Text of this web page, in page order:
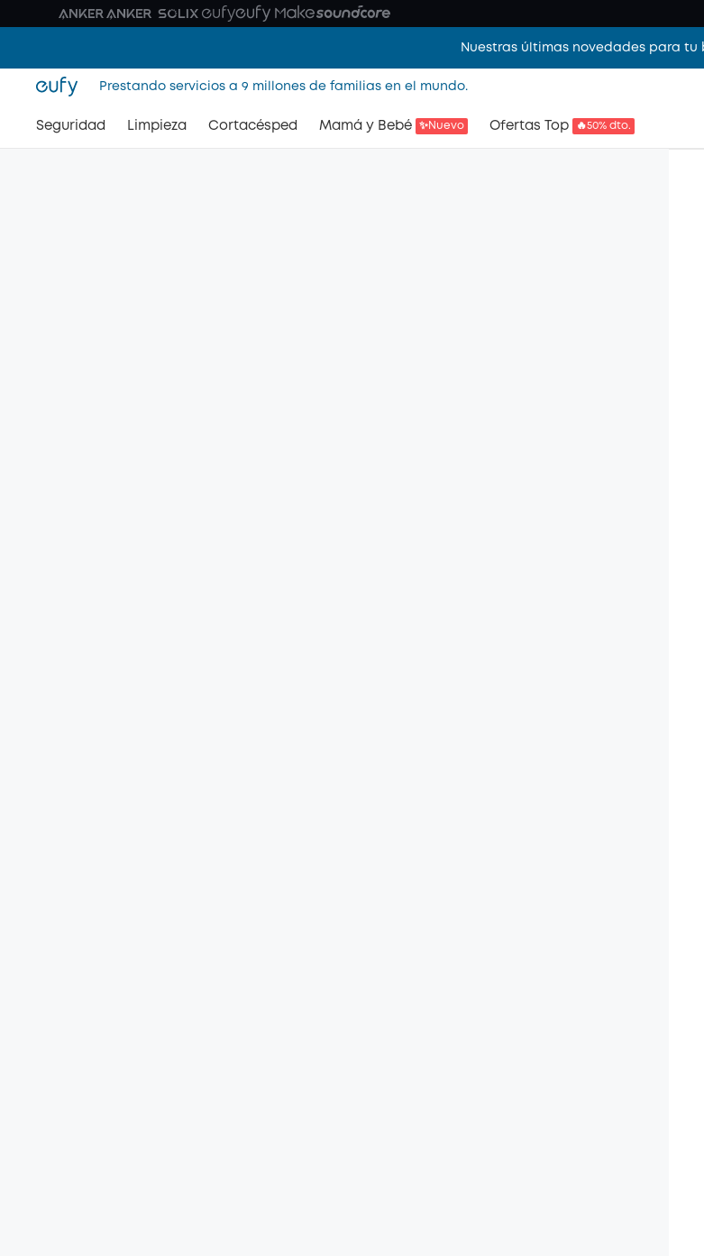
Nuestras últimas novedades para tu
Prestando servicios a 9 millones de familias en el mundo.
Seguridad Limpieza Cortacésped Mamá y Bebé ✨Nuevo Ofertas Top 🔥50% dto.